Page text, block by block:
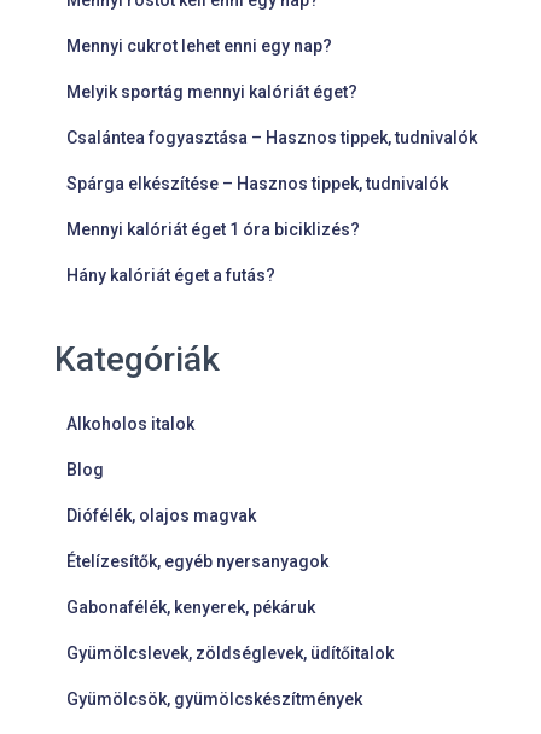
Mennyi cukrot lehet enni egy nap?
Melyik sportág mennyi kalóriát éget?
Csalántea fogyasztása – Hasznos tippek, tudnivalók
Spárga elkészítése – Hasznos tippek, tudnivalók
Mennyi kalóriát éget 1 óra biciklizés?
Hány kalóriát éget a futás?
Kategóriák
Alkoholos italok
Blog
Diófélék, olajos magvak
Ételízesítők, egyéb nyersanyagok
Gabonafélék, kenyerek, pékáruk
Gyümölcslevek, zöldséglevek, üdítőitalok
Gyümölcsök, gyümölcskészítmények